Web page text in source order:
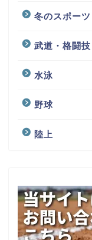
冬のスポーツ
武道・格闘技
水泳
野球
陸上